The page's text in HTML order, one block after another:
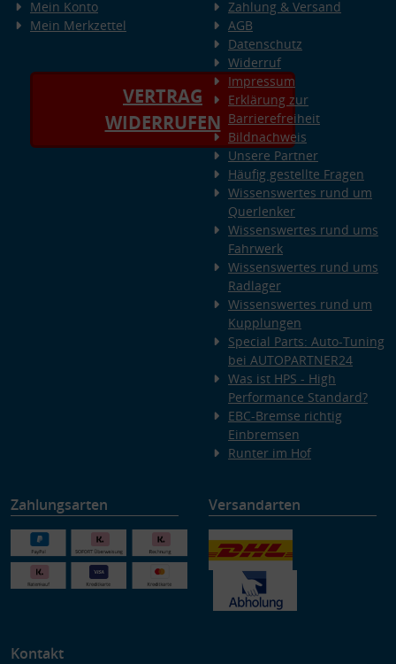
Mein Konto
Mein Merkzettel
VERTRAG
WIDERRUFEN
Zahlung & Versand
AGB
Datenschutz
Widerruf
Impressum
Erklärung zur
Barrierefreiheit
Bildnachweis
Unsere Partner
Häufig gestellte Fragen
Wissenswertes rund um
Querlenker
Wissenswertes rund ums
Fahrwerk
Wissenswertes rund ums
Radlager
Wissenswertes rund um
Kupplungen
Special Parts: Auto-Tuning
bei AUTOPARTNER24
Was ist HPS - High
Performance Standard?
EBC-Bremse richtig
Einbremsen
Runter im Hof
Zahlungsarten Versandarten
Kontakt